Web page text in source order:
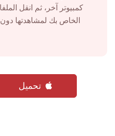
كمبيوتر آخر، ثم انقل
تحميل